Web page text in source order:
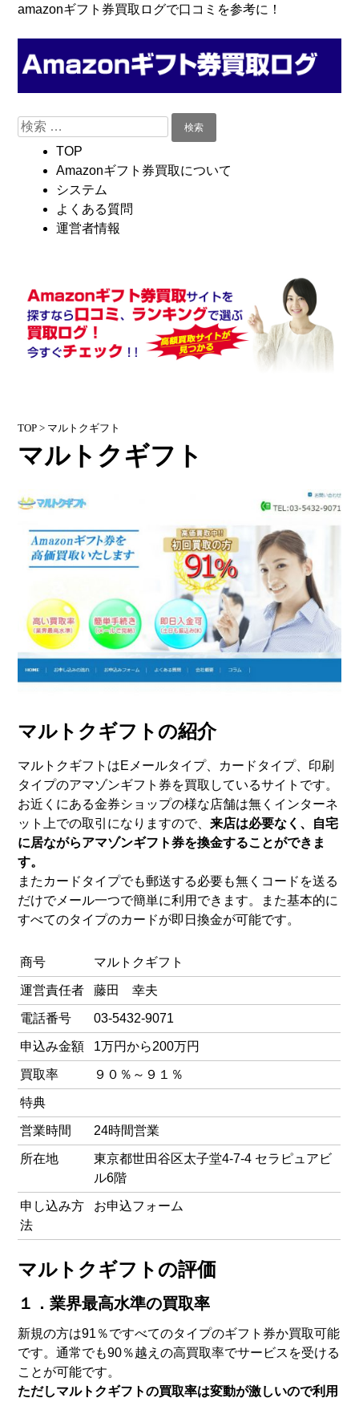
コ
ン
移
Skip
amazonギフト券買取ログで口コミを参考に！
検
索:
TOP
Amazonギフト券買取について
システム
よくある質問
運営者情報
TOP > マルトクギフト
マルトクギフト
マルトクギフトの紹介
マルトクギフトはEメールタイプ、カードタイプ、印刷
タイプのアマゾンギフト券を買取しているサイトです。
お近くにある金券ショップの様な店舗は無くインターネ
ット上での取引になりますので、来店は必要なく、自宅
に居ながらアマゾンギフト券を換金することができま
す。
またカードタイプでも郵送する必要も無くコードを送る
だけでメール一つで簡単に利用できます。また基本的に
すべてのタイプのカードが即日換金が可能です。
商号 マルトクギフト
運営責任者 藤田 幸夫
電話番号 03-5432-9071
申込み金額 1万円から200万円
買取率 ９０％～９１％
特典
営業時間 24時間営業
所在地
東京都世田谷区太子堂4-7-4 セラピュアビ
ル6階
申し込み方
法
お申込フォーム
マルトクギフトの評価
１．業界最高水準の買取率
新規の方は91％ですべてのタイプのギフト券か買取可能
です。通常でも90％越えの高買取率でサービスを受ける
ことが可能です。
ただしマルトクギフトの買取率は変動が激しいので利用